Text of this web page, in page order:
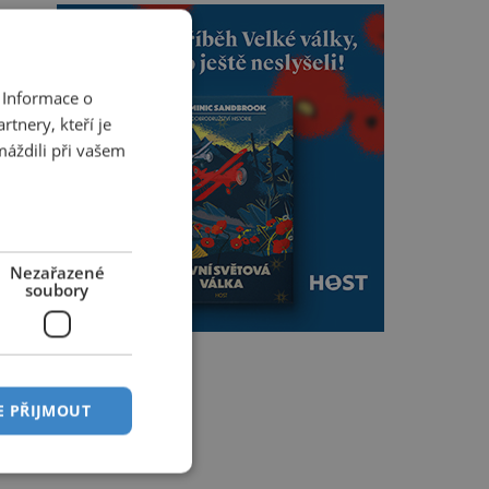
o
kteří je
při vašem
Nezařazené
soubory
PŘIJMOUT